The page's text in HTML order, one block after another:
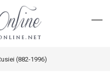
(882-1996)